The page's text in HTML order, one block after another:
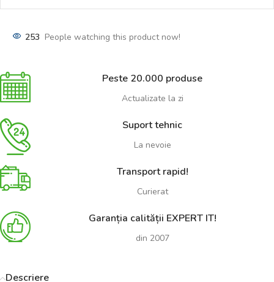
253 People watching this product now!
Peste 20.000 produse
Actualizate la zi
Suport tehnic
La nevoie
Transport rapid!
Curierat
Garanția calității EXPERT IT!
din 2007
Descriere